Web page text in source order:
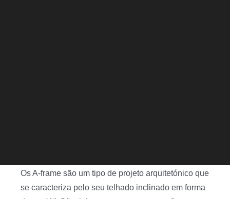
Os A-frame são um tipo de projeto arquitetónico que
se caracteriza pelo seu telhado inclinado em forma